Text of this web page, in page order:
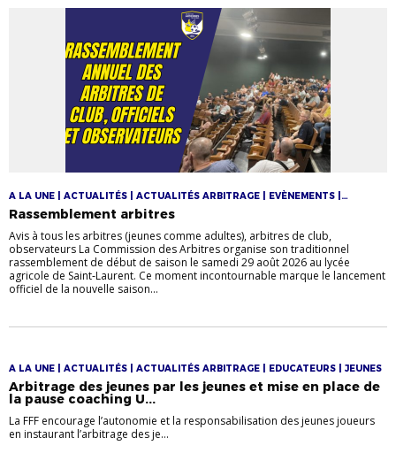
A LA UNE | ACTUALITÉS | ACTUALITÉS ARBITRAGE | EVÈNEMENTS |
RASSEMBLEMENTS
Rassemblement arbitres
Avis à tous les arbitres (jeunes comme adultes), arbitres de club,
observateurs La Commission des Arbitres organise son traditionnel
rassemblement de début de saison le samedi 29 août 2026 au lycée
agricole de Saint‑Laurent. Ce moment incontournable marque le lancement
officiel de la nouvelle saison...
A LA UNE | ACTUALITÉS | ACTUALITÉS ARBITRAGE | EDUCATEURS | JEUNES
Arbitrage des jeunes par les jeunes et mise en place de
la pause coaching U...
La FFF encourage l’autonomie et la responsabilisation des jeunes joueurs
en instaurant l’arbitrage des je...